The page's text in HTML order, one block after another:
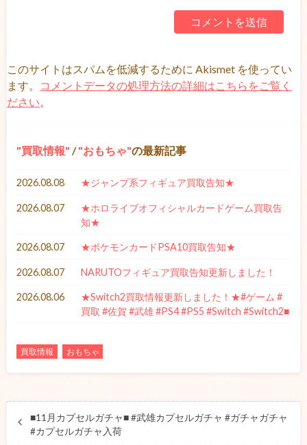
このサイトはスパムを低減するために Akismet を使ってい
ます。
コメントデータの処理方法の詳細はこちらをご覧く
ださい。
買取情報 / おもちゃ の最新記事
2026.08.08 ★ジャンプ系フィギュア買取告知★
2026.08.07
★ホロライブオフィシャルカードゲーム買取告
知★
2026.08.07 ★ポケモンカードPSA10買取告知★
2026.08.07 NARUTOフィギュア買取告知更新しました！
2026.08.06
★Switch2買取情報更新しました！★#ゲーム #
買取 #佐賀 #武雄 #PS4 #PS5 #Switch #Switch2■
買取情報 おもちゃ
■11月カプセルガチャ■ #武雄カプセルガチャ #ガチャガチャ
#カプセルガチャ入荷